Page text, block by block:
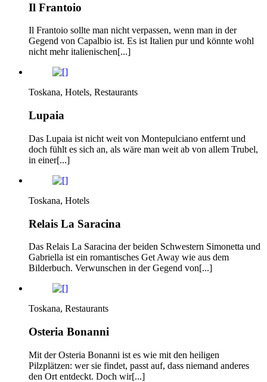
Il Frantoio
Il Frantoio sollte man nicht verpassen, wenn man in der
Gegend von Capalbio ist. Es ist Italien pur und könnte wohl
nicht mehr italienischen[...]
Toskana, Hotels, Restaurants
Lupaia
Das Lupaia ist nicht weit von Montepulciano entfernt und
doch fühlt es sich an, als wäre man weit ab von allem Trubel,
in einer[...]
Toskana, Hotels
Relais La Saracina
Das Relais La Saracina der beiden Schwestern Simonetta und
Gabriella ist ein romantisches Get Away wie aus dem
Bilderbuch. Verwunschen in der Gegend von[...]
Toskana, Restaurants
Osteria Bonanni
Mit der Osteria Bonanni ist es wie mit den heiligen
Pilzplätzen: wer sie findet, passt auf, dass niemand anderes
den Ort entdeckt. Doch wir[...]